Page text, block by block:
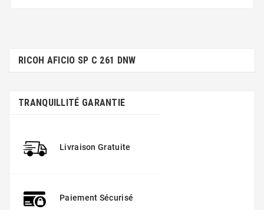
RICOH AFICIO SP C 261 DNW
TRANQUILLITÉ GARANTIE
Livraison Gratuite
Paiement Sécurisé